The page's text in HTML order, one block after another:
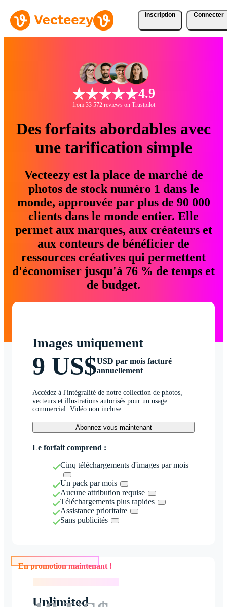
Inscription Connecter
4.9
from 33 572 reviews on Trustpilot
Des forfaits abordables avec
une tarification simple
Vecteezy est la place de marché de
photos de stock numéro 1 dans le
monde, approuvée par plus de 90 000
clients dans le monde entier. Elle
permet aux marques, aux créateurs et
aux conteurs de bénéficier de
ressources créatives qui permettent
d'économiser jusqu'à 76 % de temps et
de budget.
Images uniquement
9 US$USD par mois facturé
annuellement
Accédez à l'intégralité de notre collection de photos,
vecteurs et illustrations autorisés pour un usage
commercial. Vidéo non incluse.
Abonnez-vous maintenant
Le forfait comprend :
Cinq téléchargements d'images par mois
Un pack par mois
Aucune attribution requise
Téléchargements plus rapides
Assistance prioritaire
Sans publicités
En promotion maintenant !
Unlimited